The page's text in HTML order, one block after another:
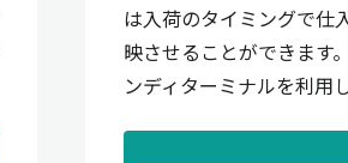
は入荷のタイミングで仕
映させることができます
ンディターミナルを利用